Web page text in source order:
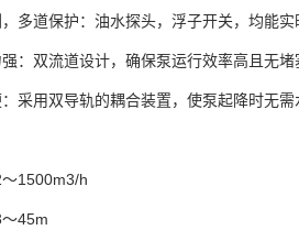
多道保护：油水探头，浮子开关，均能
：双流道设计，确保泵运行效率高且无堵
采用双导轨的耦合装置，使泵起降时无需
1500m3/h
45m